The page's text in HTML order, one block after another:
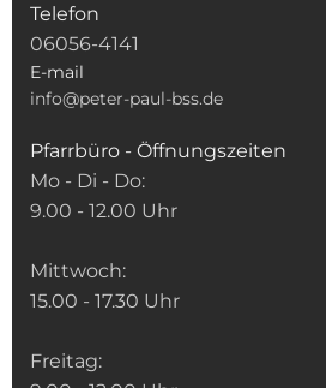
Telefon
06056-4141
E-mail
info@peter-paul-bss.de
Pfarrbüro - Öffnungszeiten
Mo - Di - Do:
9.00 - 12.00 Uhr
Mittwoch:
15.00 - 17.30 Uhr
Freitag: